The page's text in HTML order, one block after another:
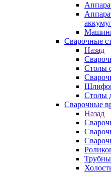
Сварочные
Назад
Столы
Столы
Сварочные
Назад